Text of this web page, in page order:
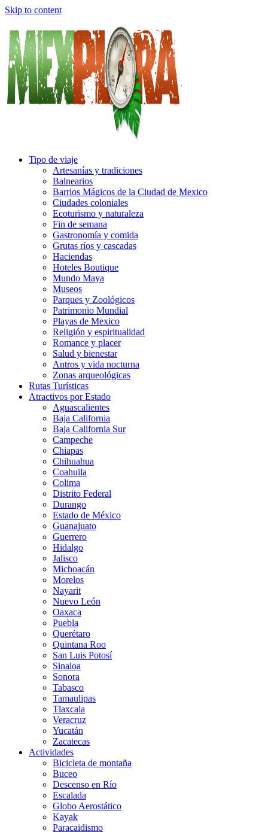
Skip to content
Tipo de viaje
Artesanías y tradiciones
Balnearios
Barrios Mágicos de la Ciudad de Mexico
Ciudades coloniales
Ecoturismo y naturaleza
Fin de semana
Gastronomía y comida
Grutas ríos y cascadas
Haciendas
Hoteles Boutique
Mundo Maya
Museos
Parques y Zoológicos
Patrimonio Mundial
Playas de Mexico
Religión y espiritualidad
Romance y placer
Salud y bienestar
Antros y vida nocturna
Zonas arqueológicas
Rutas Turísticas
Atractivos por Estado
Aguascalientes
Baja California
Baja California Sur
Campeche
Chiapas
Chihuahua
Coahuila
Colima
Distrito Federal
Durango
Estado de México
Guanajuato
Guerrero
Hidalgo
Jalisco
Michoacán
Morelos
Nayarit
Nuevo León
Oaxaca
Puebla
Querétaro
Quintana Roo
San Luis Potosí
Sinaloa
Sonora
Tabasco
Tamaulipas
Tlaxcala
Veracruz
Yucatán
Zacatecas
Actividades
Bicicleta de montaña
Buceo
Descenso en Río
Escalada
Globo Aerostático
Kayak
Paracaidismo